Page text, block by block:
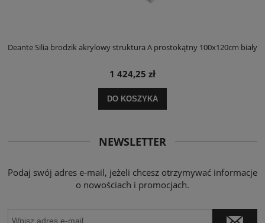
Deante Silia brodzik akrylowy struktura A prostokątny 100x120cm biały
1 424,25 zł
DO KOSZYKA
NEWSLETTER
Podaj swój adres e-mail, jeżeli chcesz otrzymywać informacje
o nowościach i promocjach.